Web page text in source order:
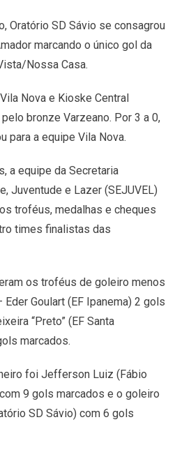
Oratório SD Sávio se consagrou
marcando o único gol da
Nossa Casa.
Nova e Kioske Central
bronze Varzeano. Por 3 a 0,
para a equipe Vila Nova.
a equipe da Secretaria
Juventude e Lazer (SEJUVEL)
troféus, medalhas e cheques
times finalistas das
os troféus de goleiro menos
Goulart (EF Ipanema) 2 gols
“Preto” (EF Santa
marcados.
foi Jefferson Luiz (Fábio
9 gols marcados e o goleiro
SD Sávio) com 6 gols